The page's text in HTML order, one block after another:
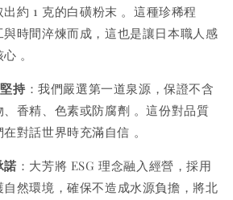
約 1 克的白磺粉末 。這種珍稀程
與時間淬煉而成，這也是讓日本職人感
心 。
持：我們嚴選第一道泉源，保證不含
香精、色素或防腐劑 。這份對品質
對話世界時充滿自信 。
諾 ：大芳將 ESG 理念融入經營，採用
然環境，確保不造成水源負擔，將北